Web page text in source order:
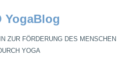
YogaBlog
ZUR FÖRDERUNG DES MENSCHEN
YOGA